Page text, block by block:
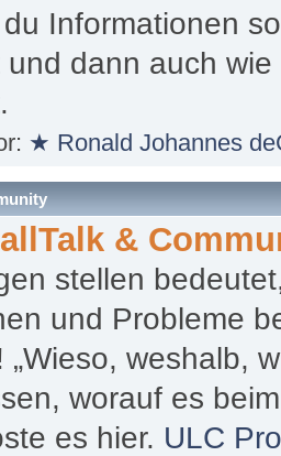
Informationen
und dann auch
★ Ronald Johannes
&
stellen
und Probleme
„Wieso, weshalb,
worauf es
es hier. ULC